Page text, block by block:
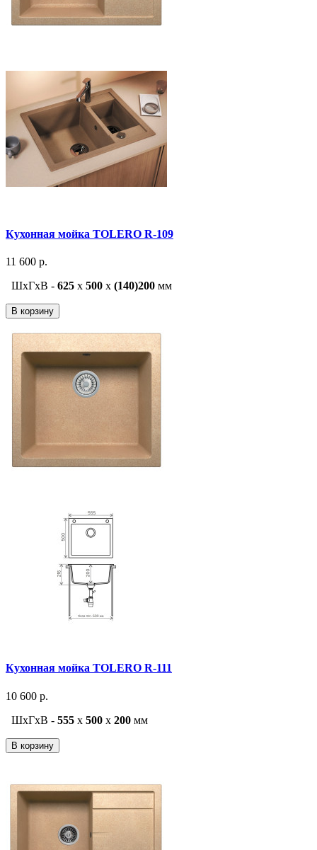
Кухонная мойка TOLERO R-109
11 600 р.
ШxГxВ - 625 x 500 x (140)200 мм
В корзину
Кухонная мойка TOLERO R-111
10 600 р.
ШxГxВ - 555 x 500 x 200 мм
В корзину